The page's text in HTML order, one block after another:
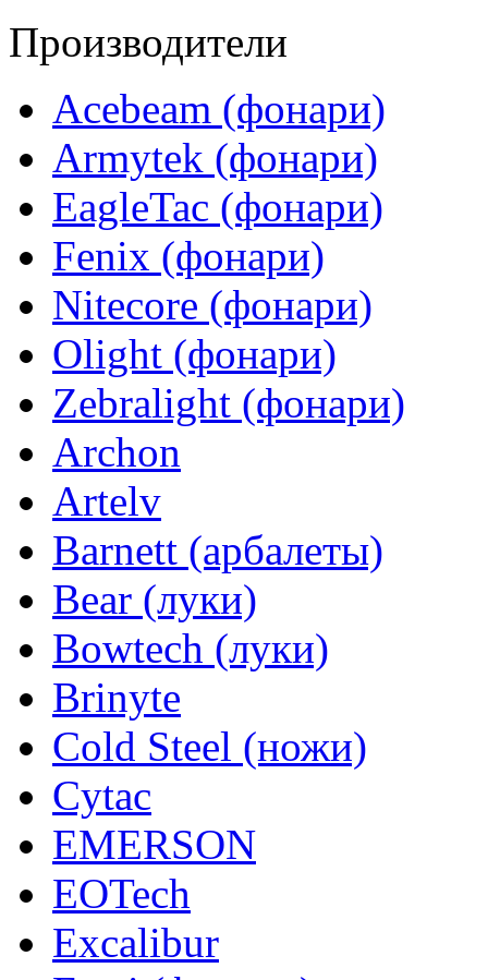
Производители
Acebeam (фонари)
Armytek (фонари)
EagleTac (фонари)
Fenix (фонари)
Nitecore (фонари)
Olight (фонари)
Zebralight (фонари)
Archon
Artelv
Barnett (арбалеты)
Bear (луки)
Bowtech (луки)
Brinyte
Cold Steel (ножи)
Cytac
EMERSON
EOTech
Excalibur